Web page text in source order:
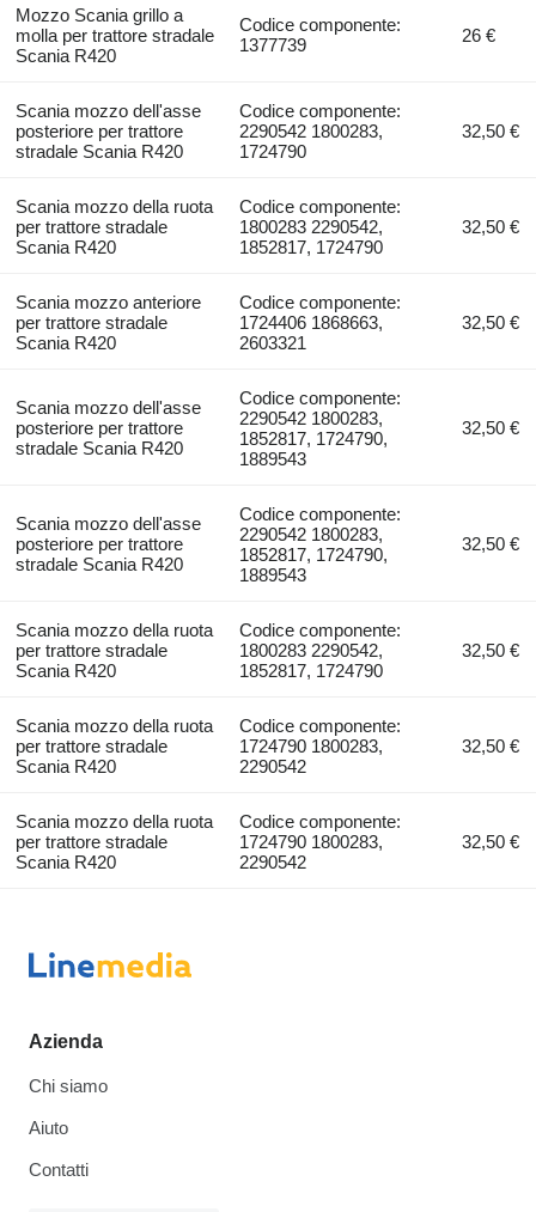
Mozzo Scania grillo a
molla per trattore stradale
Scania R420
Codice componente:
1377739
26 €
Scania mozzo dell'asse
posteriore per trattore
stradale Scania R420
Codice componente:
2290542 1800283,
1724790
32,50 €
Scania mozzo della ruota
per trattore stradale
Scania R420
Codice componente:
1800283 2290542,
1852817, 1724790
32,50 €
Scania mozzo anteriore
per trattore stradale
Scania R420
Codice componente:
1724406 1868663,
2603321
32,50 €
Scania mozzo dell'asse
posteriore per trattore
stradale Scania R420
Codice componente:
2290542 1800283,
1852817, 1724790,
1889543
32,50 €
Scania mozzo dell'asse
posteriore per trattore
stradale Scania R420
Codice componente:
2290542 1800283,
1852817, 1724790,
1889543
32,50 €
Scania mozzo della ruota
per trattore stradale
Scania R420
Codice componente:
1800283 2290542,
1852817, 1724790
32,50 €
Scania mozzo della ruota
per trattore stradale
Scania R420
Codice componente:
1724790 1800283,
2290542
32,50 €
Scania mozzo della ruota
per trattore stradale
Scania R420
Codice componente:
1724790 1800283,
2290542
32,50 €
Azienda
Chi siamo
Aiuto
Contatti